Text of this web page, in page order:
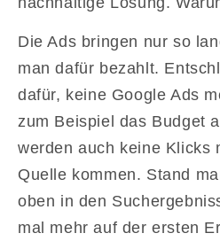
Die Ads bringen nur so
man dafür bezahlt.
dafür, keine Google Ads
zum Beispiel das Budget
werden auch keine Klicks
Quelle kommen. Stand
oben in den
mal mehr auf der ersten